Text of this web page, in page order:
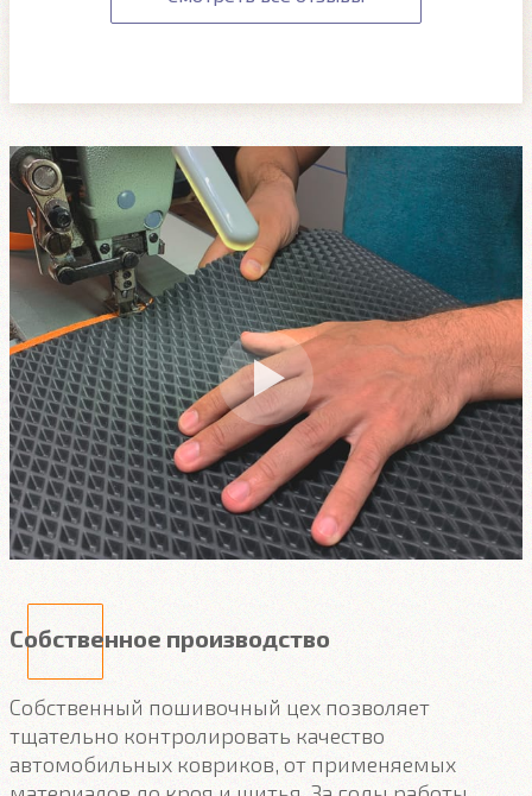
Собственное производство
Собственный пошивочный цех позволяет
тщательно контролировать качество
автомобильных ковриков, от применяемых